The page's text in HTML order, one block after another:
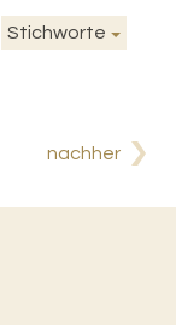
Stichworte
nachher